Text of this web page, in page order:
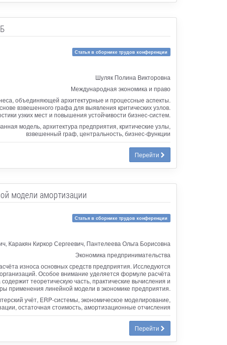
Статья в сборнике трудов конференции
Шуляк Полина Викторовна
Международная экономика и право
объединяющей архитектурные и процессные аспекты.
взвешенного графа для выявления критических узлов.
узких мест и повышения устойчивости бизнес-систем.
модель, архитектура предприятия, критические узлы,
взвешенный граф, центральность, бизнес-функции
Перейти
модели амортизации
Статья в сборнике трудов конференции
Каракян Киркор Сергеевич, Пантелеева Ольга Борисовна
Экономика предпринимательства
износа основных средств предприятия. Исследуются
Особое внимание уделяется формуле расчёта
теоретическую часть, практические вычисления и
применения линейной модели в экономике предприятия.
учёт, ERP-системы, экономическое моделирование,
остаточная стоимость, амортизационные отчисления
Перейти